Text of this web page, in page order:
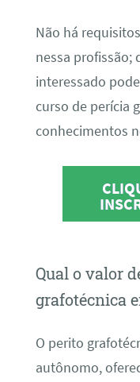
Não há
nessa profissão;
interessado
curso de perícia
conhecimentos
Qual o valor
grafotécnica
O perito
autônomo,